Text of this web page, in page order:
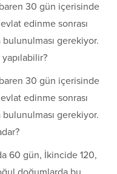
30 gün içerisinde
edinme sonrası
gerekiyor.
30 gün içerisinde
edinme sonrası
gerekiyor.
60 gün, İkincide 120,